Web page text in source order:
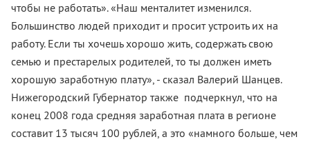
чтобы не работать». «Наш менталитет изменился.
Большинство людей приходит и просит устроить их на
работу. Если ты хочешь хорошо жить, содержать свою
семью и престарелых родителей, то ты должен иметь
хорошую заработную плату», - сказал Валерий Шанцев.
Нижегородский Губернатор также подчеркнул, что на
конец 2008 года средняя заработная плата в регионе
составит 13 тысяч 100 рублей, а это «намного больше, чем